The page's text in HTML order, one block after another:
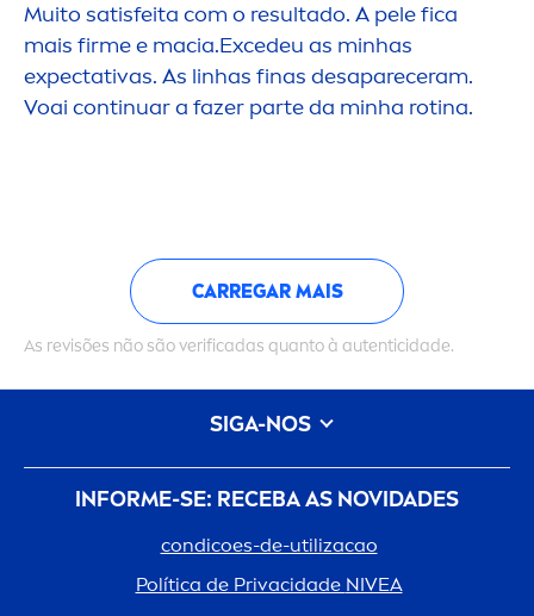
Muito satisfeita com o resultado. A pele fica
mais firme e macia.Excedeu as minhas
expectativas. As linhas finas desapareceram.
Voai continuar a fazer parte da minha rotina.
CARREGAR MAIS
As revisões não são verificadas quanto à autenticidade.
INFORME-SE: RECEBA AS NOVIDADES
condicoes-de-utilizacao
Política de Privacidade NIVEA
SIGA-NOS